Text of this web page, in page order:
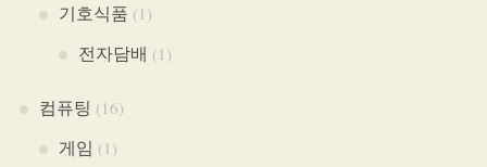
기호식품 (1)
전자담배 (1)
컴퓨팅 (16)
게임 (1)